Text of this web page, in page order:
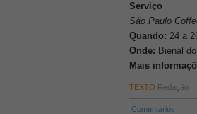
Serviço
São Paulo
Quando: 24 a
Onde: Bienal
Mais
TEXTO Redação
Comentários